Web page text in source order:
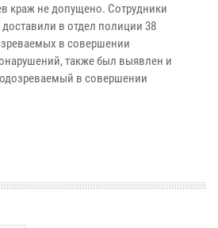
краж не допущено. Сотрудники
в отдел полиции 38
в совершении
также был выявлен и
в совершении